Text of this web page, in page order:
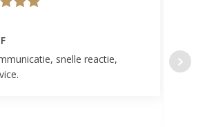
snelle reactie,
door